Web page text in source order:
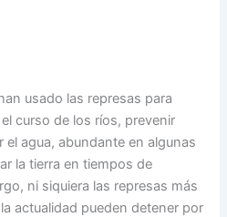
usado las represas para
curso de los ríos, prevenir
el agua, abundante en algunas
la tierra en tiempos de
ni siquiera las represas más
actualidad pueden detener por